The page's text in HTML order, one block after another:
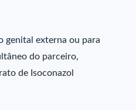
genital externa ou para
do parceiro,
de Isoconazol